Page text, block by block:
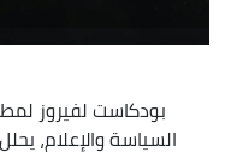
بودكاست لفيروز
السياسة والإعلام،